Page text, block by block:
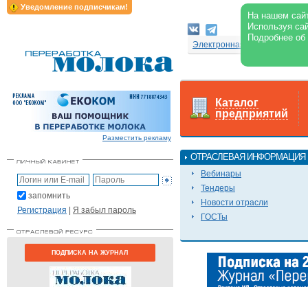
Уведомление подписчикам!
На нашем
Используя
Подробнее
Электронная версия
Разместить рекламу
запомнить
Регистрация | Я забыл пароль
ПОДПИСКА НА ЖУРНАЛ
Каталог
предприятий
ОТРАСЛЕВАЯ ИНФОРМАЦИЯ
Вебинары
Тендеры
Новости отрасли
ГОСТы